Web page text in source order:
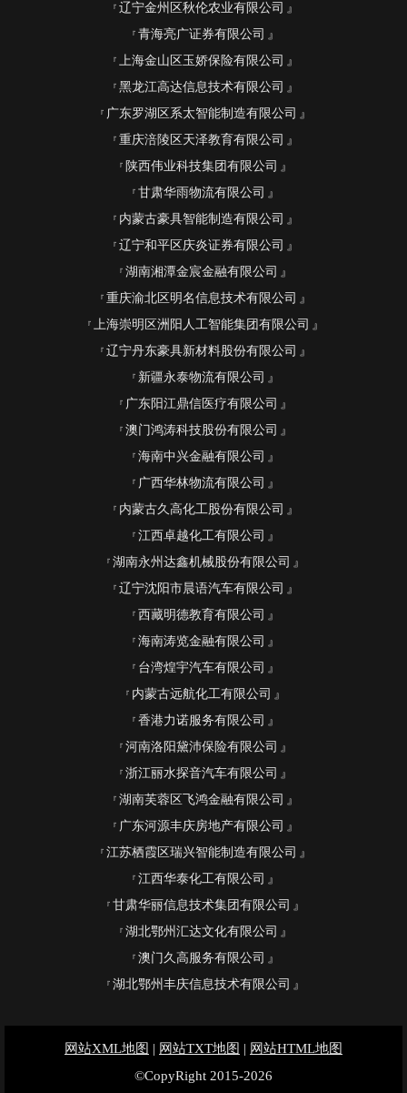
辽宁金州区秋伦农业有限公司
青海亮广证券有限公司
上海金山区玉娇保险有限公司
黑龙江高达信息技术有限公司
广东罗湖区系太智能制造有限公司
重庆涪陵区天泽教育有限公司
陕西伟业科技集团有限公司
甘肃华雨物流有限公司
内蒙古豪具智能制造有限公司
辽宁和平区庆炎证券有限公司
湖南湘潭金宸金融有限公司
重庆渝北区明名信息技术有限公司
上海崇明区洲阳人工智能集团有限公司
辽宁丹东豪具新材料股份有限公司
新疆永泰物流有限公司
广东阳江鼎信医疗有限公司
澳门鸿涛科技股份有限公司
海南中兴金融有限公司
广西华林物流有限公司
内蒙古久高化工股份有限公司
江西卓越化工有限公司
湖南永州达鑫机械股份有限公司
辽宁沈阳市晨语汽车有限公司
西藏明德教育有限公司
海南涛览金融有限公司
台湾煌宇汽车有限公司
内蒙古远航化工有限公司
香港力诺服务有限公司
河南洛阳黛沛保险有限公司
浙江丽水探音汽车有限公司
湖南芙蓉区飞鸿金融有限公司
广东河源丰庆房地产有限公司
江苏栖霞区瑞兴智能制造有限公司
江西华泰化工有限公司
甘肃华丽信息技术集团有限公司
湖北鄂州汇达文化有限公司
澳门久高服务有限公司
湖北鄂州丰庆信息技术有限公司
网站XML地图 | 网站TXT地图 | 网站HTML地图
©CopyRight 2015-2026